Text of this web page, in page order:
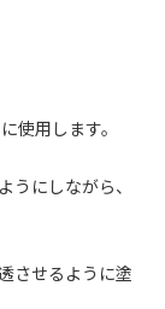
使用します。
にしながら、
させるように塗